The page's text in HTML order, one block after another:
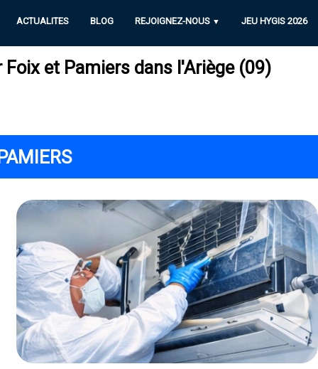
ACTUALITES BLOG REJOIGNEZ-NOUS ▼ JEU HYGIS 2026
et Pamiers dans l'Ariège (09)